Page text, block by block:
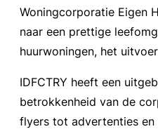
Woningcorporatie Eigen
naar een prettige
huurwoningen, het
IDFCTRY heeft een
betrokkenheid van de
flyers tot advertenties en